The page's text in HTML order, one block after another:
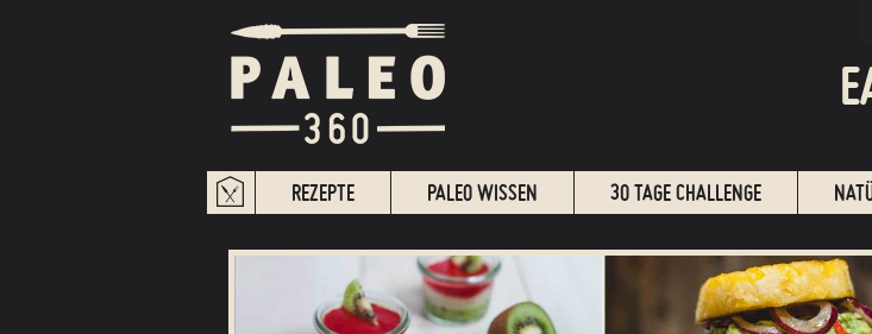
REZEPTE PALEO WISSEN 30 TAGE CHALLENGE